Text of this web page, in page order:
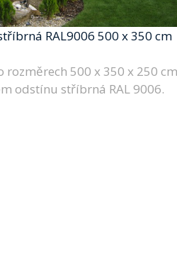
RAL9006 500 x 350 cm
rozměrech 500 x 350 x 250 cm
odstínu stříbrná RAL 9006.